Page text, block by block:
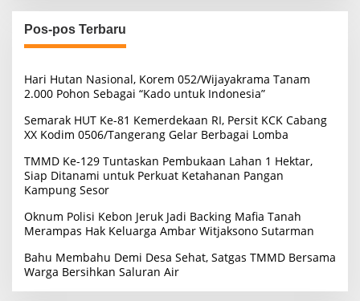
i
u
n
t
k
:
Pos-pos Terbaru
Hari Hutan Nasional, Korem 052/Wijayakrama Tanam
2.000 Pohon Sebagai “Kado untuk Indonesia”
Semarak HUT Ke-81 Kemerdekaan RI, Persit KCK Cabang
XX Kodim 0506/Tangerang Gelar Berbagai Lomba
TMMD Ke-129 Tuntaskan Pembukaan Lahan 1 Hektar,
Siap Ditanami untuk Perkuat Ketahanan Pangan
Kampung Sesor
Oknum Polisi Kebon Jeruk Jadi Backing Mafia Tanah
Merampas Hak Keluarga Ambar Witjaksono Sutarman
Bahu Membahu Demi Desa Sehat, Satgas TMMD Bersama
Warga Bersihkan Saluran Air